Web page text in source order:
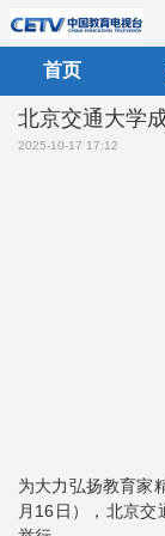
首页
北京交通大学
2025-10-17 17:12
为大力弘扬教育家
月16日），北京